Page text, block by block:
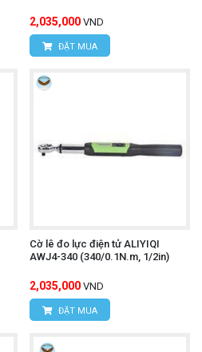
2,035,000 VND
ĐẶT MUA
Cờ lê đo lực điện tử ALIYIQI
AWJ4-340 (340/0.1N.m, 1/2in)
2,035,000 VND
ĐẶT MUA